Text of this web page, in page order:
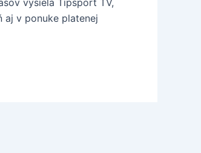
v ponuke platenej